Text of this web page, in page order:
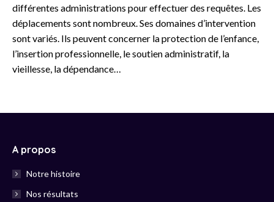
différentes administrations pour effectuer des requêtes. Les
déplacements sont nombreux. Ses domaines d’intervention
sont variés. Ils peuvent concerner la protection de l’enfance,
l’insertion professionnelle, le soutien administratif, la
vieillesse, la dépendance…
A propos
Notre histoire
Nos résultats